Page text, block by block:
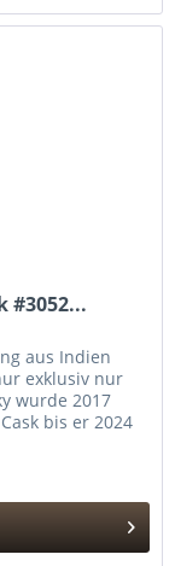
#3052...
aus Indien
exklusiv nur
wurde 2017
bis er 2024